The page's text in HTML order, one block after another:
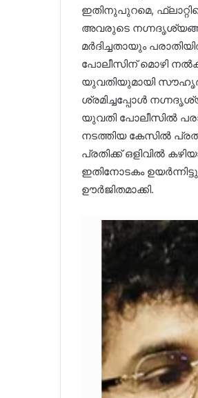
ഇതിനുപുറമെ,
അവരുടെ
മർദിച്ചതായും
പോലീസിന് മൊഴി
യുവതിയുമായി സൗഹൃദം
ശ്രമിച്ചപ്പോൾ
യുവതി പോലീസിൽ
നടത്തിയ കേസിൽ
പ്രതിക്ക് ഒളിവിൽ
ഇതിനോടകം
ഊർജിതമാക്കി.